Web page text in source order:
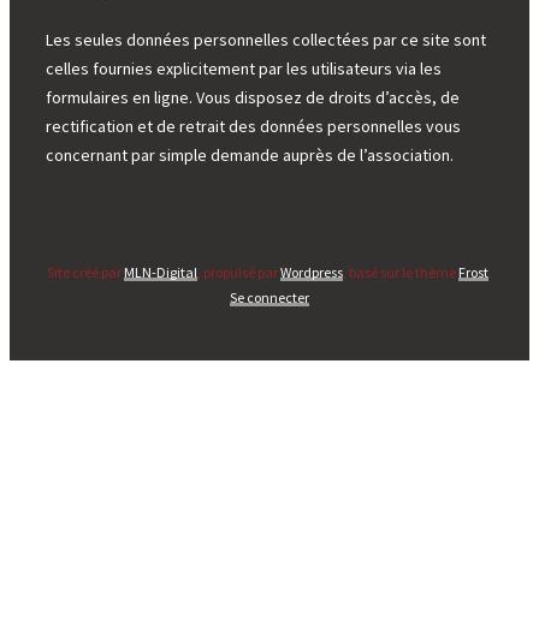
Les seules données personnelles collectées par ce site sont
celles fournies explicitement par les utilisateurs via les
formulaires en ligne. Vous disposez de droits d’accès, de
rectification et de retrait des données personnelles vous
concernant par simple demande auprès de l’association.
Site créé par MLN-Digital , propulsé parWordpress , basé sur le thème Frost.
Se connecter